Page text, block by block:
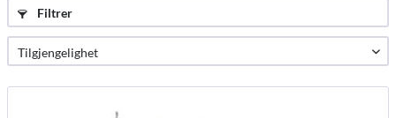
Filtrer